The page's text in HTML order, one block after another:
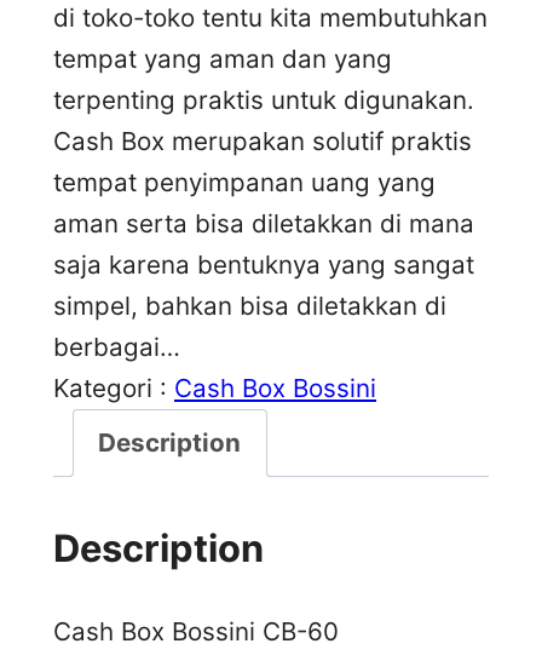
di toko-toko tentu kita membutuhkan
tempat yang aman dan yang
terpenting praktis untuk digunakan.
Cash Box merupakan solutif praktis
tempat penyimpanan uang yang
aman serta bisa diletakkan di mana
saja karena bentuknya yang sangat
simpel, bahkan bisa diletakkan di
berbagai…
Kategori : Cash Box Bossini
Description
Description
Cash Box Bossini CB-60